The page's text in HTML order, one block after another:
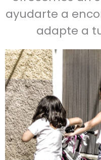
ayudarte a
adapte a